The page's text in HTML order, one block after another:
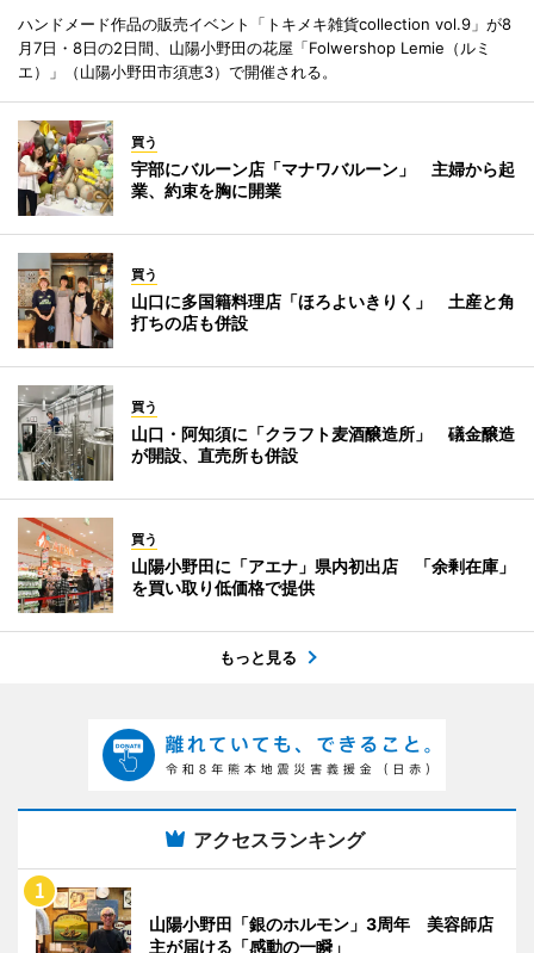
ハンドメード作品の販売イベント「トキメキ雑貨collection vol.9」が8
月7日・8日の2日間、山陽小野田の花屋「Folwershop Lemie（ルミ
エ）」（山陽小野田市須恵3）で開催される。
買う
宇部にバルーン店「マナワバルーン」 主婦から起
業、約束を胸に開業
買う
山口に多国籍料理店「ほろよいきりく」 土産と角
打ちの店も併設
買う
山口・阿知須に「クラフト麦酒醸造所」 礒金醸造
が開設、直売所も併設
買う
山陽小野田に「アエナ」県内初出店 「余剰在庫」
を買い取り低価格で提供
もっと見る
アクセスランキング
山陽小野田「銀のホルモン」3周年 美容師店
主が届ける「感動の一瞬」